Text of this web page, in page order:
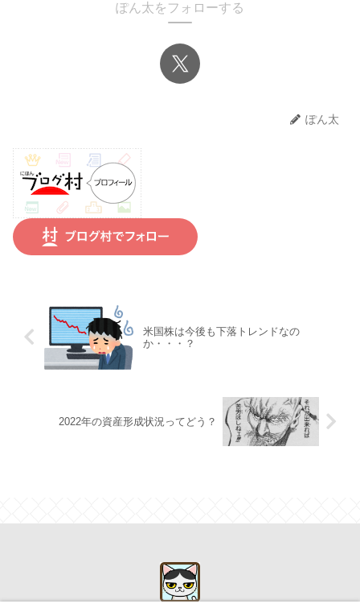
ぽん太をフォローする
ぽん太
米国株は今後も下落トレンドなの
か・・・？
2022年の資産形成状況ってどう？